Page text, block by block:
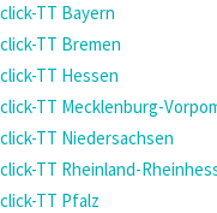
click-TT Bayern
click-TT Bremen
click-TT Hessen
click-TT Mecklenburg-
click-TT Niedersachsen
click-TT Rheinland-
click-TT Pfalz